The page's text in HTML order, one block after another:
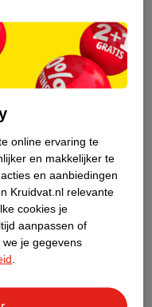
Jelly Beans Factory
20
online ervaring te
en makkelijker te
en aanbiedingen
Kruidvat.nl relevante
cookies je
aanpassen of
je gegevens